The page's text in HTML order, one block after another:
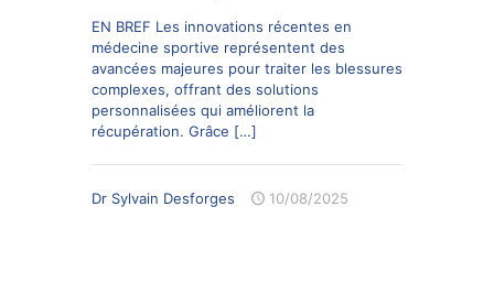
EN BREF Les innovations récentes en
médecine sportive représentent des
avancées majeures pour traiter les blessures
complexes, offrant des solutions
personnalisées qui améliorent la
récupération. Grâce […]
Dr Sylvain Desforges 10/08/2025